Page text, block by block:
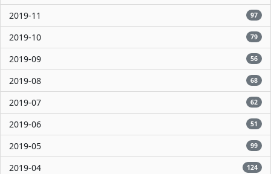
2019-11 97
2019-10 79
2019-09 56
2019-08 68
2019-07 62
2019-06 51
2019-05 99
2019-04 124